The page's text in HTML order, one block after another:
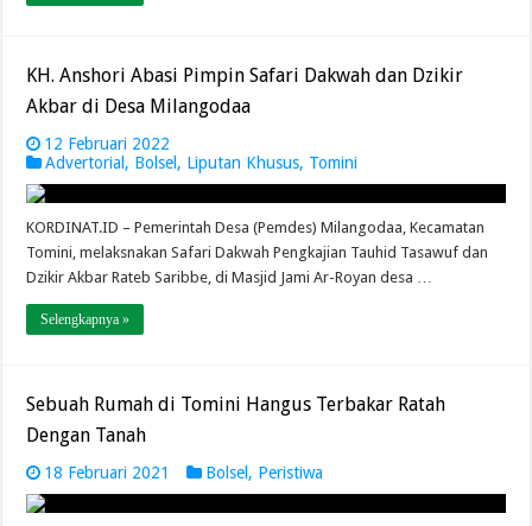
KH. Anshori Abasi Pimpin Safari Dakwah dan Dzikir
Akbar di Desa Milangodaa
12 Februari 2022
Advertorial, Bolsel, Liputan Khusus, Tomini
KORDINAT.ID – Pemerintah Desa (Pemdes) Milangodaa, Kecamatan
Tomini, melaksnakan Safari Dakwah Pengkajian Tauhid Tasawuf dan
Dzikir Akbar Rateb Saribbe, di Masjid Jami Ar-Royan desa …
Selengkapnya »
Sebuah Rumah di Tomini Hangus Terbakar Ratah
Dengan Tanah
18 Februari 2021 Bolsel, Peristiwa